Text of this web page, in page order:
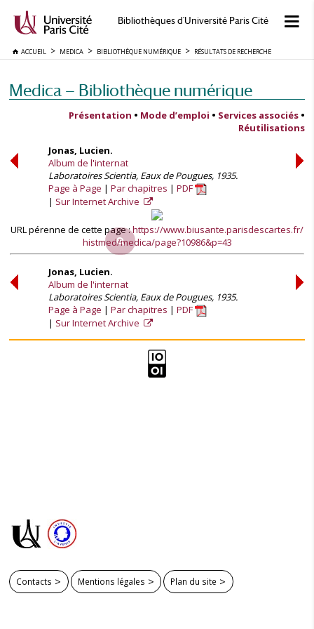
Bibliothèques d'Université Paris Cité
ACCUEIL MEDICA BIBLIOTHÈQUE NUMÉRIQUE RÉSULTATS DE RECHERCHE
Medica — Bibliothèque numérique
Présentation • Mode d’emploi • Services associés •
Réutilisations
Jonas, Lucien.
Album de l'internat
Laboratoires Scientia, Eaux de Pougues, 1935.
Page à Page
Par chapitres
PDF
Sur Internet Archive
URL pérenne de cette page :https://www.biusante.parisdescartes.fr/
histmed/medica/page?10986&p=43
Jonas, Lucien.
Album de l'internat
Laboratoires Scientia, Eaux de Pougues, 1935.
Page à Page
Par chapitres
PDF
Sur Internet Archive
Contacts Mentions légales Plan du site